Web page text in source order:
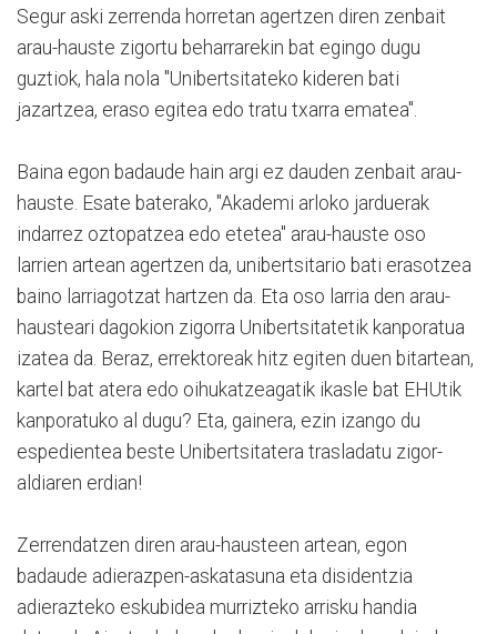
Segur aski zerrenda horretan agertzen diren zenbait
arau-hauste zigortu beharrarekin bat egingo dugu
guztiok, hala nola "Unibertsitateko kideren bati
jazartzea, eraso egitea edo tratu txarra ematea".
Baina egon badaude hain argi ez dauden zenbait arau-
hauste. Esate baterako, "Akademi arloko jarduerak
indarrez oztopatzea edo etetea" arau-hauste oso
larrien artean agertzen da, unibertsitario bati erasotzea
baino larriagotzat hartzen da. Eta oso larria den arau-
hausteari dagokion zigorra Unibertsitatetik kanporatua
izatea da. Beraz, errektoreak hitz egiten duen bitartean,
kartel bat atera edo oihukatzeagatik ikasle bat EHUtik
kanporatuko al dugu? Eta, gainera, ezin izango du
espedientea beste Unibertsitatera trasladatu zigor-
aldiaren erdian!
Zerrendatzen diren arau-hausteen artean, egon
badaude adierazpen-askatasuna eta disidentzia
adierazteko eskubidea murrizteko arrisku handia